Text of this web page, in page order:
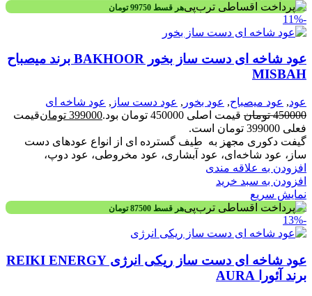
هر قسط 99750 تومان
-11%
عود شاخه ای دست ساز بخور BAKHOOR برند میصباح
MISBAH
عود, عود میصباح, عود بخور , عود دست ساز , عود شاخه ای
450000 تومان قیمت اصلی 450000 تومان بود. 399000 تومانقیمت
فعلی 399000 تومان است.
گیفت دکوری مجهز به طیف گسترده ای از انواع عودهای دست
ساز، عود شاخه‌ای، عود آبشاری، عود مخروطی، عود دوپ،
افزودن به علاقه مندی
افزودن به سبد خرید
نمایش سریع
هر قسط 87500 تومان
-13%
عود شاخه ای دست ساز ریکی انرژی REIKI ENERGY
برند آئورا AURA